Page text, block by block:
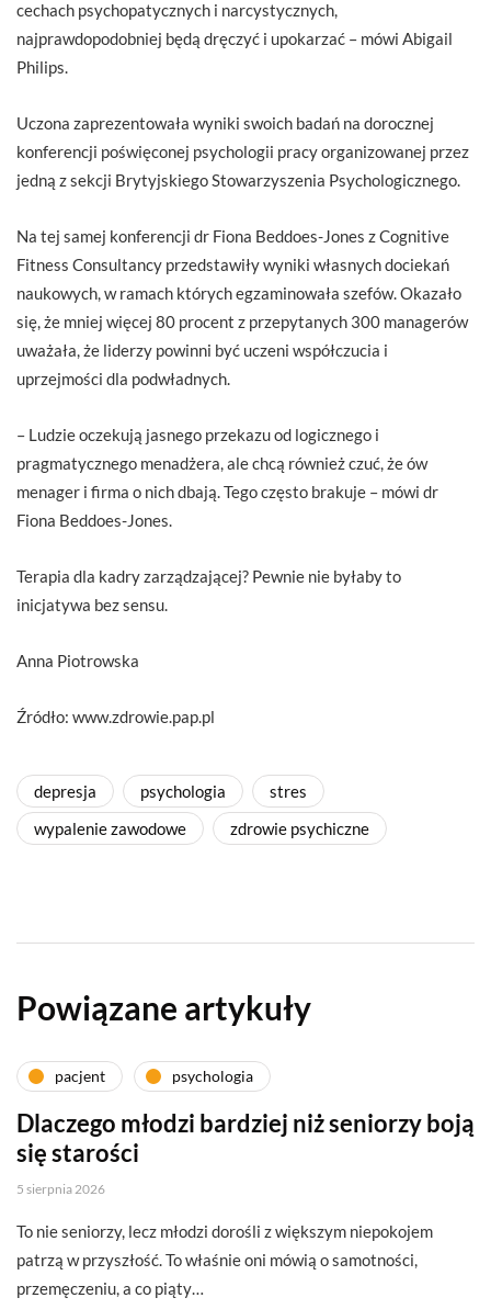
cechach psychopatycznych i narcystycznych,
najprawdopodobniej będą dręczyć i upokarzać – mówi Abigail
Philips.
Uczona zaprezentowała wyniki swoich badań na dorocznej
konferencji poświęconej psychologii pracy organizowanej przez
jedną z sekcji Brytyjskiego Stowarzyszenia Psychologicznego.
Na tej samej konferencji dr Fiona Beddoes-Jones z Cognitive
Fitness Consultancy przedstawiły wyniki własnych dociekań
naukowych, w ramach których egzaminowała szefów. Okazało
się, że mniej więcej 80 procent z przepytanych 300 managerów
uważała, że liderzy powinni być uczeni współczucia i
uprzejmości dla podwładnych.
– Ludzie oczekują jasnego przekazu od logicznego i
pragmatycznego menadżera, ale chcą również czuć, że ów
menager i firma o nich dbają. Tego często brakuje – mówi dr
Fiona Beddoes-Jones.
Terapia dla kadry zarządzającej? Pewnie nie byłaby to
inicjatywa bez sensu.
Anna Piotrowska
Źródło: www.zdrowie.pap.pl
depresja psychologia
stres
wypalenie zawodowe
zdrowie psychiczne
Powiązane artykuły
pacjent psychologia
Dlaczego młodzi bardziej niż seniorzy boją
się starości
5 sierpnia 2026
To nie seniorzy, lecz młodzi dorośli z większym niepokojem
patrzą w przyszłość. To właśnie oni mówią o samotności,
przemęczeniu, a co piąty…